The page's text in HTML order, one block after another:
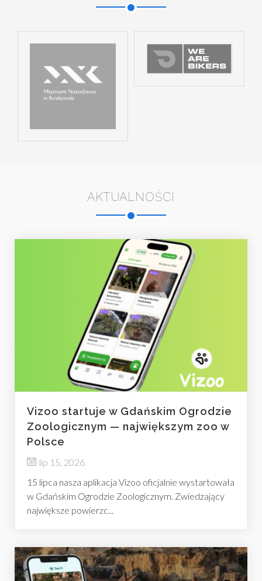
AKTUALNOŚCI
Vizoo startuje w Gdańskim Ogrodzie
Zoologicznym — największym zoo w
Polsce
lip 15, 2026
15 lipca nasza aplikacja Vizoo oficjalnie wystartowała
w Gdańskim Ogrodzie Zoologicznym. Zwiedzający
największe powierzc...